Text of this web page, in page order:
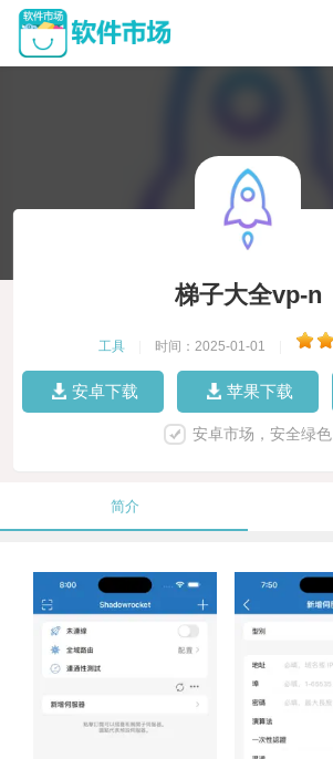
梯子大全vp-n
工具 时间：2025-01-01
安卓下载 苹果下载
安卓市场，安全绿色
简介